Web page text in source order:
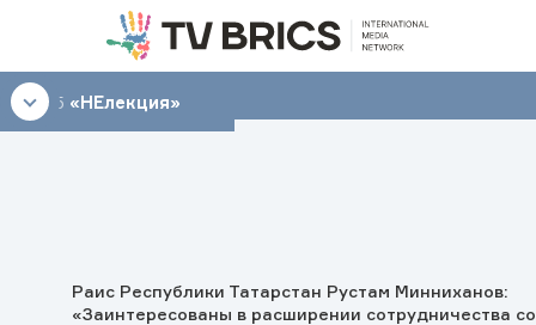
04:45 «НЕлекция»
Раис Республики Татарстан Рустам Минниханов:
«Заинтересованы в расширении сотрудничества со